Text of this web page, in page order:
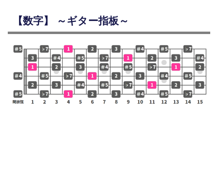
【数字】 ～ギター指板～